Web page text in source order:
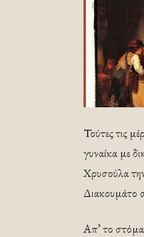
Τούτες τις
γυναίκα με
Χρυσούλα
Διακουμάτο
Απ’ το στόμα